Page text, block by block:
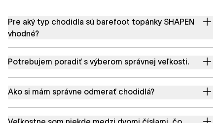
Pre aký typ chodidla sú barefoot topánky SHAPEN
vhodné?
Potrebujem poradiť s výberom správnej veľkosti.
Ako si mám správne odmerať chodidlá?